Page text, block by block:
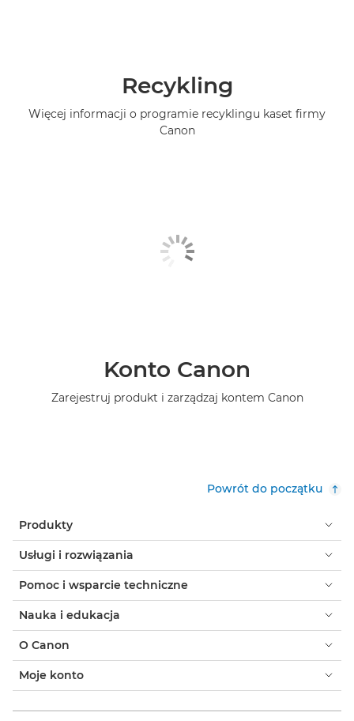
Recykling
Więcej informacji o programie recyklingu kaset firmy
Canon
Konto Canon
Zarejestruj produkt i zarządzaj kontem Canon
Powrót do początku
Produkty
Usługi i rozwiązania
Pomoc i wsparcie techniczne
Nauka i edukacja
O Canon
Moje konto